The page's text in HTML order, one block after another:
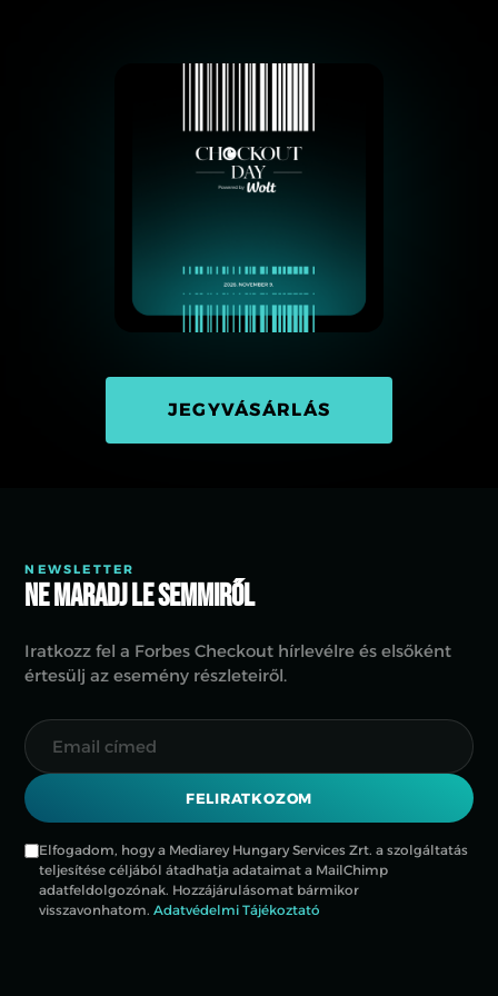
JEGYVÁSÁRLÁS
NEWSLETTER
Ne maradj le semmiről
Iratkozz fel a Forbes Checkout hírlevélre és elsőként
értesülj az esemény részleteiről.
FELIRATKOZOM
Elfogadom, hogy a Mediarey Hungary Services Zrt. a szolgáltatás
teljesítése céljából átadhatja adataimat a MailChimp
adatfeldolgozónak. Hozzájárulásomat bármikor
visszavonhatom.Adatvédelmi Tájékoztató